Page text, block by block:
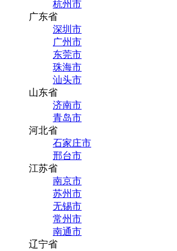
杭州市
广东省
深圳市
广州市
东莞市
珠海市
汕头市
山东省
济南市
青岛市
河北省
石家庄市
邢台市
江苏省
南京市
苏州市
无锡市
常州市
南通市
辽宁省